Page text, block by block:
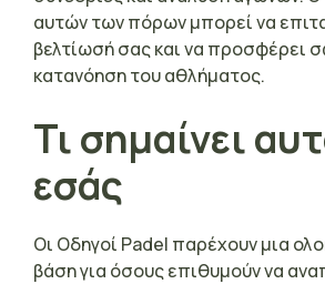
αυτών των πόρων μπορεί να
βελτίωσή σας και να προσφέρει
κατανόηση του αθλήματος.
Τι σημαίνει
εσάς
Οι Οδηγοί Padel παρέχουν μια
βάση για όσους επιθυμούν να